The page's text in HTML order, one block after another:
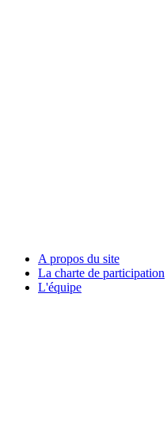
A propos du site
La charte de participation
L'équipe